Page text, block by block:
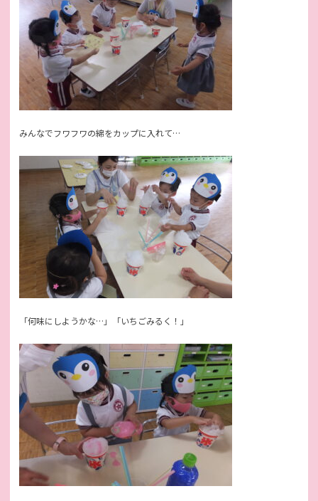
みんなでフワフワの綿をカップに入れて…
「何味にしようかな…」「いちごみるく！」